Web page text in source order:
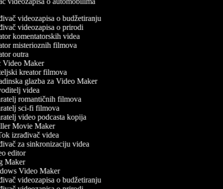
videozapisa o budžetiranju
videozapisa o prirodi
komentatorskih videa
misterioznih filmova
outra
Maker
kreator filmova
glazba za Video Maker
videa
romantičnih filmova
sci-fi filmova
video podcasta kopija
Movie Maker
izrađivač videa
za sinkronizaciju videa
editor
Video Maker
videozapisa o budžetiranju